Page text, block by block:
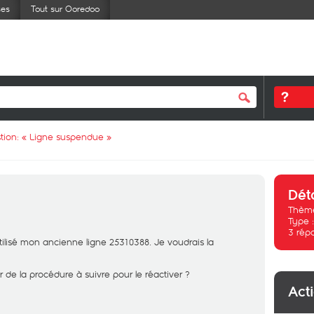
Tout sur Ooredoo
« Ligne suspendue »
mon ancienne ligne 25310388. Je voudrais la
de la procédure à suivre pour le réactiver ?
Type :
3